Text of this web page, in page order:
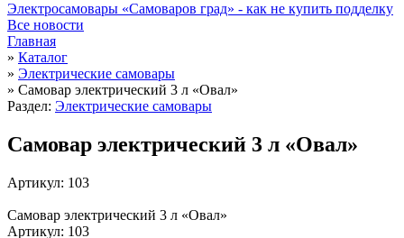
Электросамовары «Самоваров град» - как не купить подделку
Все новости
Главная
» Каталог
» Электрические самовары
» Самовар электрический 3 л «Овал»
Раздел: Электрические самовары
Самовар электрический 3 л «Овал»
Артикул: 103
Самовар электрический 3 л «Овал»
Артикул: 103